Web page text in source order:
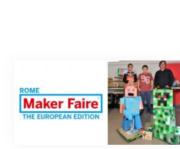
Páginas